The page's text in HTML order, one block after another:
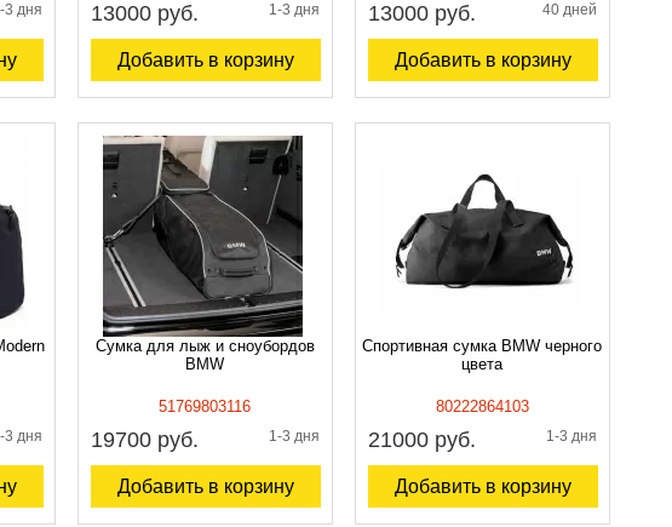
3 дня 13000 руб. 1-3 дня
Добавить в корзину
13000 руб. 40 дней
Добавить в корзину
3 дня
Сумка для лыж и сноубордов
BMW
51769803116
19700 руб. 1-3 дня
Добавить в корзину
Спортивная сумка BMW черного
цвета
80222864103
21000 руб. 1-3 дня
Добавить в корзину